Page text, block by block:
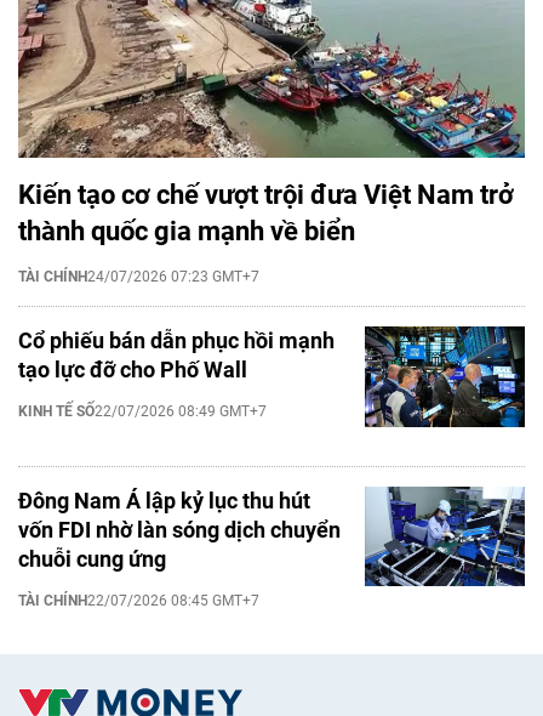
Kiến tạo cơ chế vượt trội đưa Việt Nam trở
thành quốc gia mạnh về biển
TÀI CHÍNH24/07/2026 07:23 GMT+7
Cổ phiếu bán dẫn phục hồi mạnh
tạo lực đỡ cho Phố Wall
KINH TẾ SỐ22/07/2026 08:49 GMT+7
Đông Nam Á lập kỷ lục thu hút
vốn FDI nhờ làn sóng dịch chuyển
chuỗi cung ứng
TÀI CHÍNH22/07/2026 08:45 GMT+7